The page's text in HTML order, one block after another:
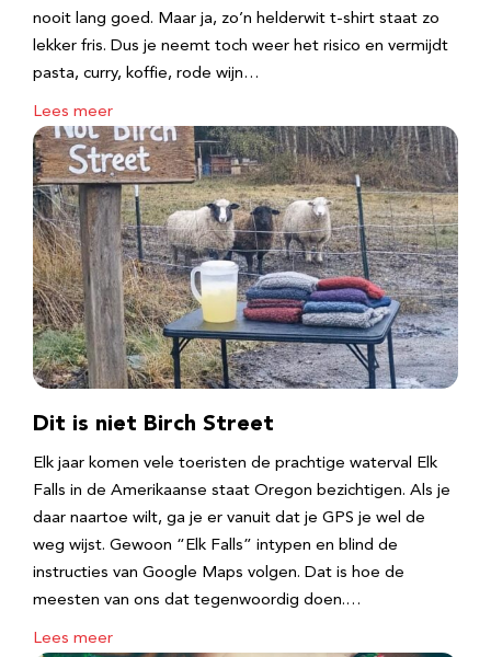
nooit lang goed. Maar ja, zo’n helderwit t-shirt staat zo
lekker fris. Dus je neemt toch weer het risico en vermijdt
pasta, curry, koffie, rode wijn…
Lees meer
Dit is niet Birch Street
Elk jaar komen vele toeristen de prachtige waterval Elk
Falls in de Amerikaanse staat Oregon bezichtigen. Als je
daar naartoe wilt, ga je er vanuit dat je GPS je wel de
weg wijst. Gewoon “Elk Falls” intypen en blind de
instructies van Google Maps volgen. Dat is hoe de
meesten van ons dat tegenwoordig doen.…
Lees meer